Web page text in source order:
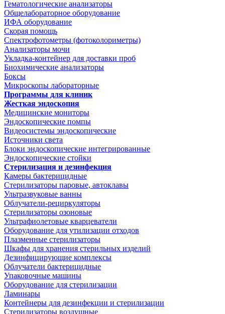
Гематологические анализаторы
Общелабораторное оборудование
ИФА оборудование
Скорая помощь
Спектрофотометры (фотоколориметры)
Анализаторы мочи
Укладка-контейнер для доставки проб
Биохимические анализаторы
Боксы
Микроскопы лабораторные
Программы для клиник
Жесткая эндоскопия
Медицинские мониторы
Эндоскопические помпы
Видеосистемы эндоскопические
Источники света
Блоки эндоскопические интегрированные
Эндоскопические стойки
Стерилизация и дезинфекция
Камеры бактерицидные
Стерилизаторы паровые, автоклавы
Ультразвуковые ванны
Облучатели-рециркуляторы
Стерилизаторы озоновые
Ультрафиолетовые кварцеватели
Оборудование для утилизации отходов
Плазменные стерилизаторы
Шкафы для хранения стерильных изделий
Дезинфицирующие комплексы
Облучатели бактерицидные
Упаковочные машины
Оборудование для стерилизации
Ламинары
Контейнеры для дезинфекции и стерилизации
Стерилизаторы воздушные